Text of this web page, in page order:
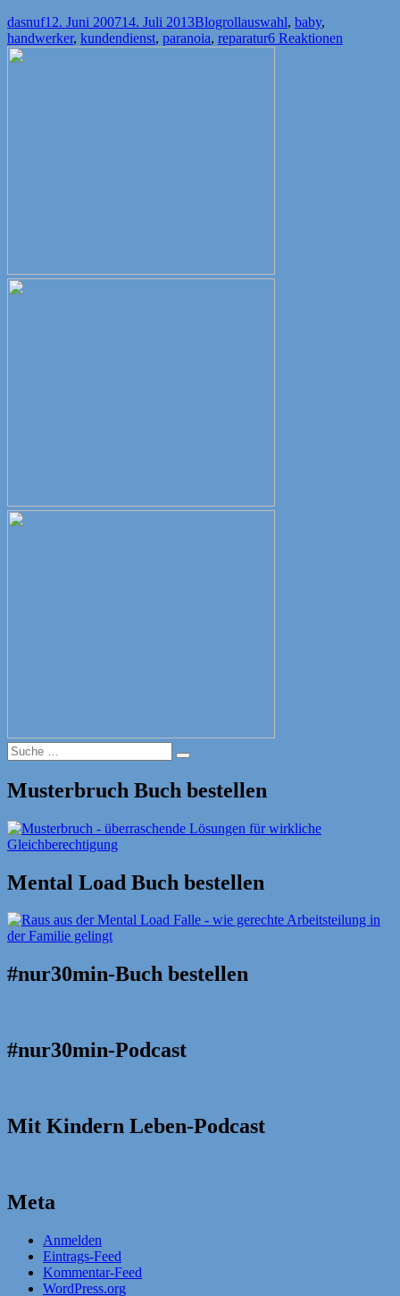
Autor
dasnufVeröffentlicht
am
12. Juni 200714. Juli 2013Kategorien
BlogrollSchlagwörter
auswahl, baby,
handwerker, kundendienst, paranoia, reparatur6 Reaktionen
Suche
nach:
Suche
Musterbruch Buch bestellen
Mental Load Buch bestellen
#nur30min-Buch bestellen
#nur30min-Podcast
Mit Kindern Leben-Podcast
Meta
Anmelden
Eintrags-Feed
Kommentar-Feed
WordPress.org